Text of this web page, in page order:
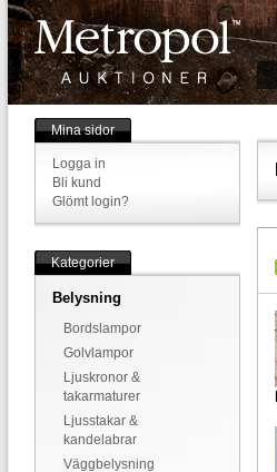
Mina sidor
Logga in
Bli kund
Glömt login?
Kategorier
Belysning
Bordslampor
Golvlampor
Ljuskronor &
takarmaturer
Ljusstakar &
kandelabrar
Väggbelysning